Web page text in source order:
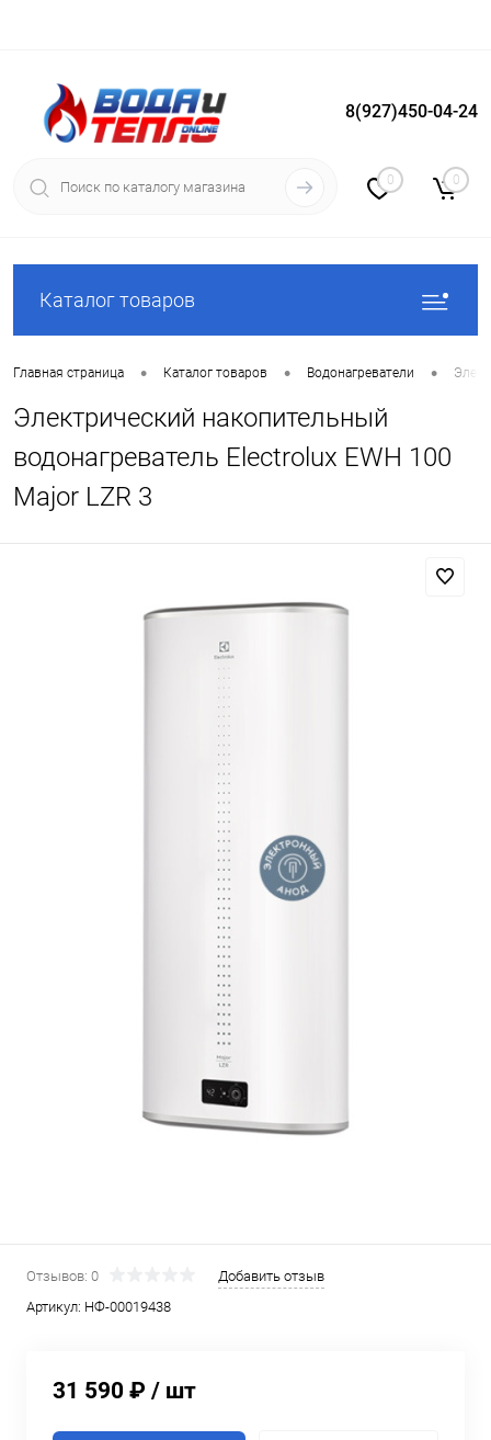
Вход Регистрация
8(927)450-04-24
0 0
Каталог товаров
Главная страница • Каталог товаров • Водонагреватели •
Электрический накопительный
водонагреватель Electrolux EWH 100
Major LZR 3
Отзывов: 0
Добавить отзыв
Артикул: НФ-00019438
31 590 ₽ / шт